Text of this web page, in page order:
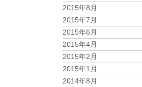
2015年8月
2015年7月
2015年6月
2015年4月
2015年2月
2015年1月
2014年8月